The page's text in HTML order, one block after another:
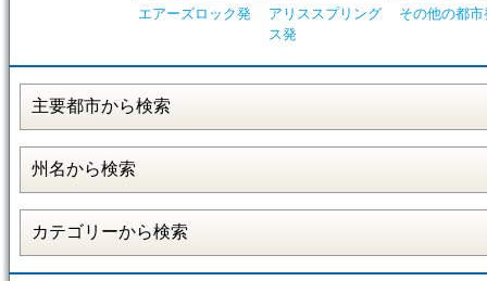
エアーズロック発
アリススプリング
ス発
その他の都市